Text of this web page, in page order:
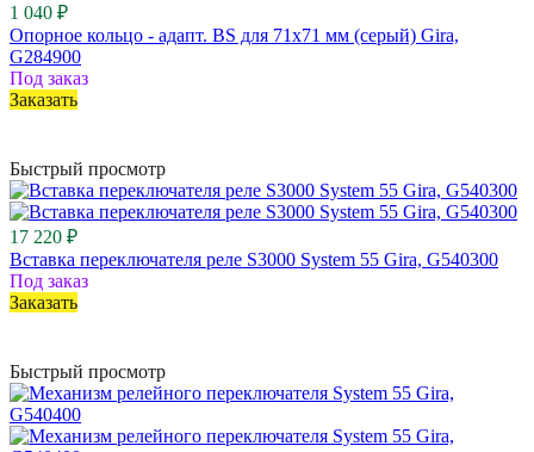
1 040 ₽
Опорное кольцо - адапт. BS для 71x71 мм (серый) Gira,
G284900
Под заказ
Заказать
Быстрый просмотр
17 220 ₽
Вставка переключателя реле S3000 System 55 Gira, G540300
Под заказ
Заказать
Быстрый просмотр